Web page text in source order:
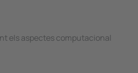
els aspectes computacional